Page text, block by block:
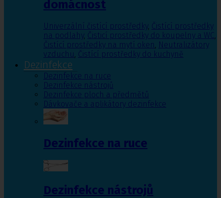
domácnost
Univerzální čistící prostředky, Čistící prostředky
na podlahy, Čisticí prostředky do koupelny a WC,
Čistící prostředky na mytí oken, Neutralizátory
vzduchu, Čistící prostředky do kuchyně
Dezinfekce
Dezinfekce na ruce
Dezinfekce nástrojů
Dezinfekce ploch a předmětů
Dávkovače a aplikátory dezinfekce
Dezinfekce na ruce
Dezinfekce nástrojů